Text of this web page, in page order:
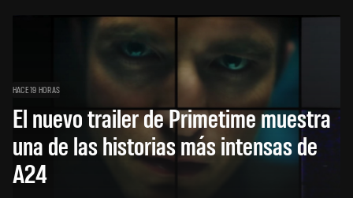
HACE 19 HORAS
El nuevo trailer de Primetime muestra
una de las historias más intensas de
A24